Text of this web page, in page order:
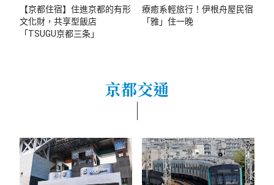
【京都住宿】住進京都的有形
文化財，共享型飯店
「TSUGU京都三条」
療癒系輕旅行！伊根舟屋民宿
「雅」住一晚
京都交通